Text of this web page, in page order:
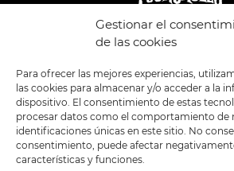
Gestionar el
de las cookies
Para ofrecer las mejores experiencias,
las cookies para almacenar y/o acceder a la
dispositivo. El consentimiento de estas
procesar datos como el comportamiento de
identificaciones únicas en este sitio. No
consentimiento, puede afectar
características y funciones.
PRIVACIDAD
TÉRMINOS Y
CONDICIONES
GENERALES DE LA
VENTA
OFERTAS
FOUR